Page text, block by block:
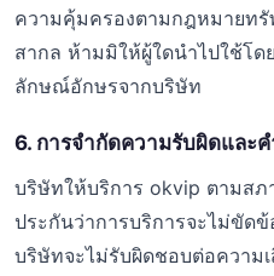
ความคุ้มครองตามกฎหมายท
สากล ห้ามมิให้ผู้ใดนำไปใช้โด
ลักษณ์อักษรจากบริษัท
6. การจำกัดความรับผิดและ
บริษัทให้บริการ okvip ตามสภ
ประกันว่าการบริการจะไม่ขัด
บริษัทจะไม่รับผิดชอบต่อความ